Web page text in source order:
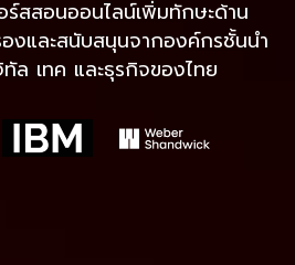
สสอนออนไลน์เพิ่มทักษะด้าน
งและสนับสนุนจากองค์กรชั้นนำ
ล เทค และธุรกิจของไทย